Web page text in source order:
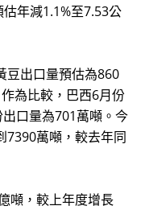
年減1.1%至7.53公
豆出口量預估為860
為比較，巴西6月份
口量為701萬噸。今
7390萬噸，較去年同
噸，較上年度增長